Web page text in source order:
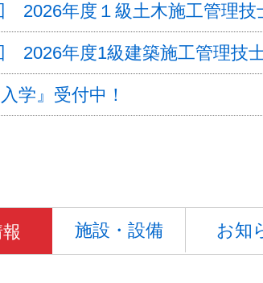
2026年度１級土木施工管理
2026年度1級建築施工管理技
学』受付中！
施設・設備 お知